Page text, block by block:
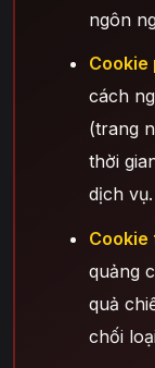
ngôn
Cookie
cách
(trang
thời
dịch vụ.
Cookie
quảng
quả
chối